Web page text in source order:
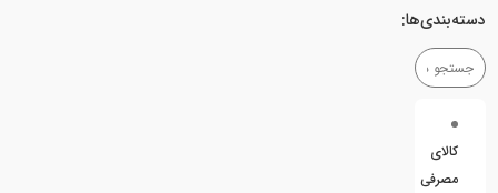
دسته‌بندی‌ها:
کالای
مصرفی